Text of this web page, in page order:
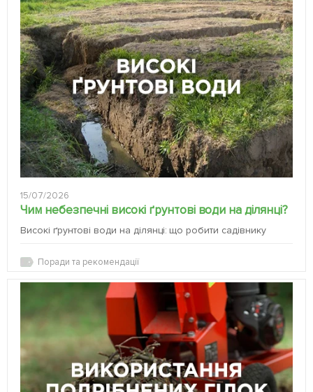
15/07/2026
Чим небезпечні високі ґрунтові води на ділянці?
Високі ґрунтові води на ділянці: що робити садівнику
Поради та рекомендації